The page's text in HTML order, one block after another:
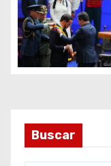
n
t
r
d
a
Buscar